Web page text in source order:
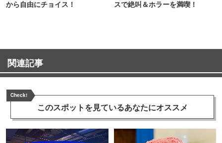
から自由にチョイス！ スで絶叫＆ホラーを満喫！
関連記事
Check!
このスポットを見ているあなたにオススメ